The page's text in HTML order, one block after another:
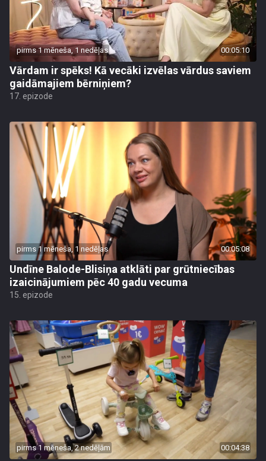
pirms 1 mēneša, 1 nedēļas 00:05:10
Vārdam ir spēks! Kā vecāki izvēlas vārdus saviem
gaidāmajiem bērniņiem?
17. epizode
pirms 1 mēneša, 1 nedēļas 00:05:08
Undīne Balode-Blisiņa atklāti par grūtniecības
izaicinājumiem pēc 40 gadu vecuma
15. epizode
pirms 1 mēneša, 2 nedēļām 00:04:38